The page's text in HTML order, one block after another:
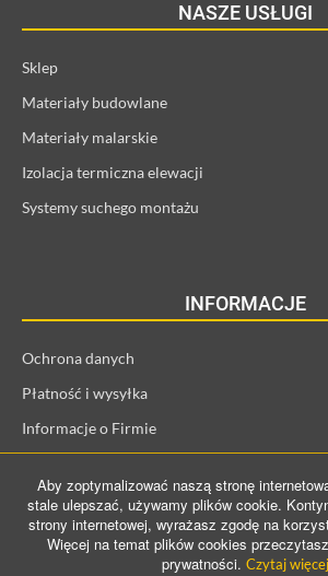
NASZE USŁUGI
Sklep
Materiały budowlane
Materiały malarskie
Izolacja termiczna elewacji
Systemy suchego montażu
INFORMACJE
Ochrona danych
Płatność i wysyłka
Informacje o Firmie
Prawo odstąpienia od umowy
Aby zoptymalizować naszą stronę
stale ulepszać, używamy plików cookie.
strony internetowej, wyrażasz zgodę na
Więcej na temat plików cookies
prywatności. Czytaj więcej